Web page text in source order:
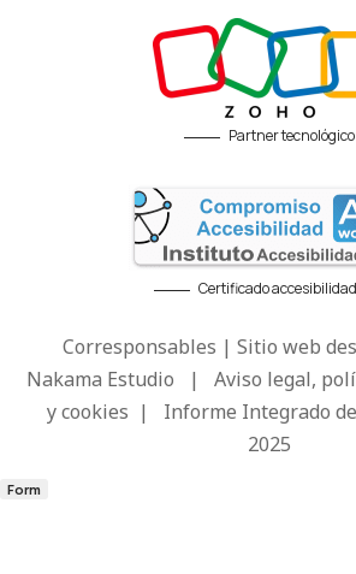
Partner tecnológico
Certificado
Corresponsables | Sitio web
Nakama Estudio | Aviso legal,
y cookies | Informe Integrado
2025
Form